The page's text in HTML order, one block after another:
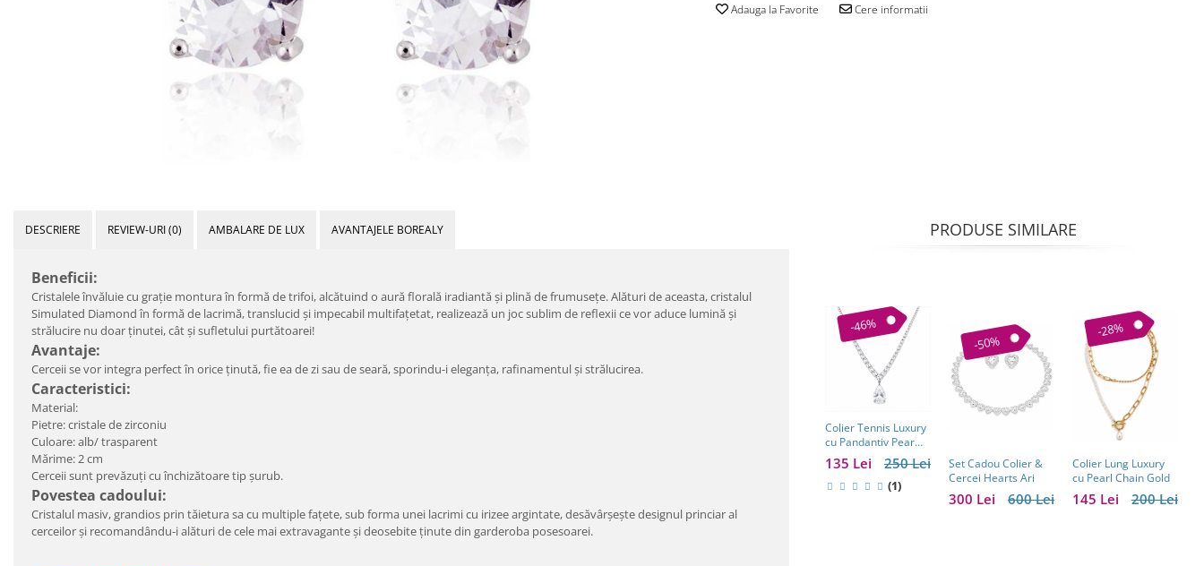
Adauga la Favorite Cere informatii
DESCRIERE REVIEW-URI(0) AMBALARE DE LUX AVANTAJELE BOREALY
Beneficii:
Cristalele învăluie cu grație montura în formă de trifoi, alcătuind o aură florală iradiantă și plină de frumusețe. Alături de aceasta, cristalul
Simulated Diamond în formă de lacrimă, translucid și impecabil multifațetat, realizează un joc sublim de reflexii ce vor aduce lumină și
strălucire nu doar ținutei, cât și sufletului purtătoarei!
Avantaje:
Cerceii se vor integra perfect în orice ținută, fie ea de zi sau de seară, sporindu-i eleganța, rafinamentul și strălucirea.
Caracteristici:
Material:
Pietre: cristale de zirconiu
Culoare: alb/ trasparent
Mărime: 2 cm
Cerceii sunt prevăzuți cu închizătoare tip șurub.
Povestea cadoului:
Cristalul masiv, grandios prin tăietura sa cu multiple faţete, sub forma unei lacrimi cu irizee argintate, desăvârşeşte designul princiar al
cerceilor şi recomandându-i alături de cele mai extravagante şi deosebite ţinute din garderoba posesoarei.
PRODUSE SIMILARE
-46%
Colier Tennis Luxury
cu Pandantiv Pear
Cut – Eleganță
Atemporală 250 Lei
135 Lei
(1)
-50%
Set Cadou Colier &
Cercei Hearts Ari
600 Lei
300 Lei
-28%
Colier Lung Luxury
cu Pearl Chain Gold
200 Lei
145 Lei